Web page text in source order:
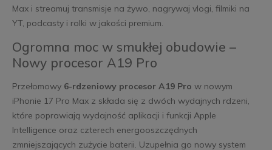
Max i streamuj transmisje na żywo, nagrywaj vlogi, filmiki na
YT, podcasty i rolki w jakości premium.
Ogromna moc w smukłej obudowie –
Nowy procesor A19 Pro
Przełomowy 6-rdzeniowy procesor A19 Pro w nowym
iPhonie 17 Pro Max z składa się z dwóch wydajnych rdzeni,
które poprawiają wydajność aplikacji i funkcji Apple
Intelligence oraz czterech energooszczędnych
zmniejszających zużycie baterii. Uzupełnia go nowy system